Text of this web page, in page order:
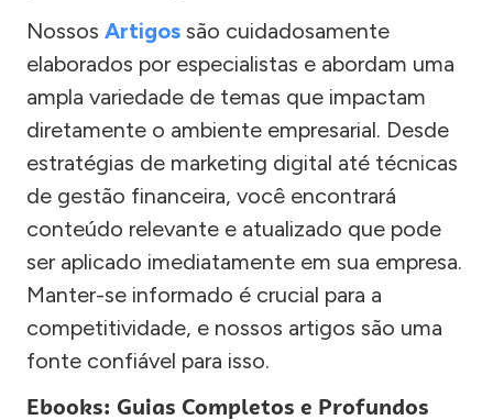
Nossos Artigos são cuidadosamente
elaborados por especialistas e abordam uma
ampla variedade de temas que impactam
diretamente o ambiente empresarial. Desde
estratégias de marketing digital até técnicas
de gestão financeira, você encontrará
conteúdo relevante e atualizado que pode
ser aplicado imediatamente em sua empresa.
Manter-se informado é crucial para a
competitividade, e nossos artigos são uma
fonte confiável para isso.
Ebooks: Guias Completos e Profundos